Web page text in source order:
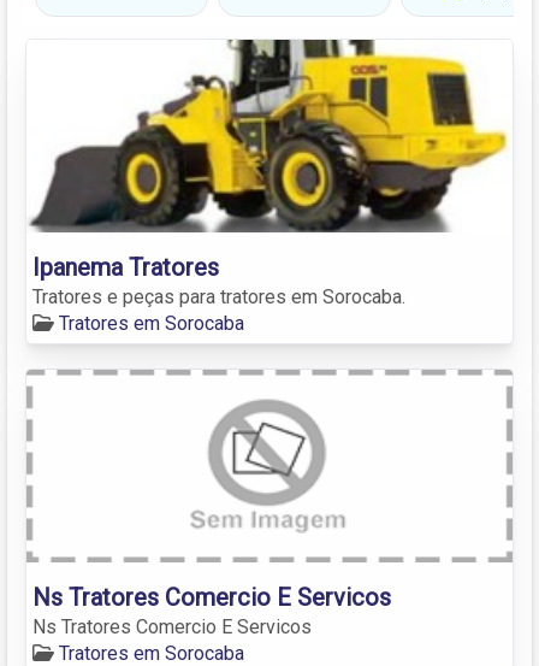
Ipanema Tratores
Tratores e peças para tratores em Sorocaba.
Tratores em Sorocaba
Ns Tratores Comercio E Servicos
Ns Tratores Comercio E Servicos
Tratores em Sorocaba